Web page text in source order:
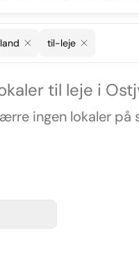
til-leje
til leje i
ingen lokaler